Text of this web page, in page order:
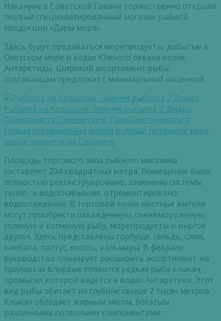
Накануне в Советской Гавани торжественно открыли
первый специализированный магазин рыбной
продукции «Дары моря».
Здесь будут продаваться морепродукты, добытые в
Охотском море и водах Южного океана возле
Антарктиды. Широкий ассортимент рыбы
совгаванцам предложат с минимальной наценкой.
Рыбалка на Кольском . Зимняя рыбалка 2 .Видео
Производство креветки в Таиланде снижаться
Новый современный лосося рыбный питомник реки
завод появится на Сахалине
Площадь торгового зала рыбного магазина
составляет 204 квадратных метра. Помещение было
полностью реконструировано, заменены системы
тепло- и водоснабжения, отремонтировано
водоотведение. В торговой точке местные жители
могут приобрести охлажденную, свежемороженую,
соленую и копченую рыбу, морепродукты и многое
другое. Здесь представлены горбуша, сельдь, сима,
камбала, палтус, лосось, кальмары. В феврале
руководство планирует расширить ассортимент: на
прилавках впервые появится редкая рыба клыкач,
промысел которой ведется в водах Антарктики. Этот
вид рыбы обитает на глубине свыше 2 тысяч метров.
Клыкач обладает жирным мясом, богатым
различными полезными компонентами.